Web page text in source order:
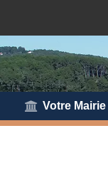
Votre Mairie